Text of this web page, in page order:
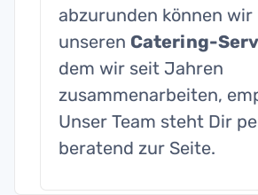
abzurunden können wir
unseren Catering-
dem wir seit Jahren
zusammenarbeiten,
Unser Team steht Dir
beratend zur Seite.